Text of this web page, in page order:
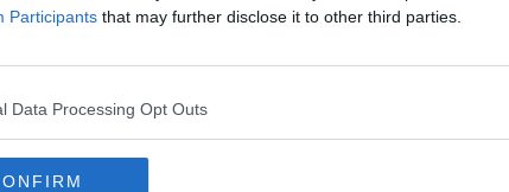
Participants that may further disclose it to other third parties.
Data Processing Opt Outs
renovado al club español.